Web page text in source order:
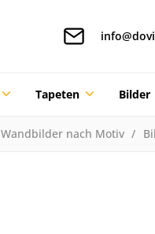
Tapeten Bilder
Wandbilder nach Motiv